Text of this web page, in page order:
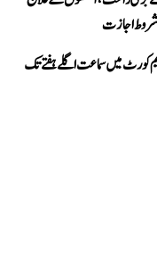
اجازت
کورٹ میں سماعت اگلے ہفتے تک